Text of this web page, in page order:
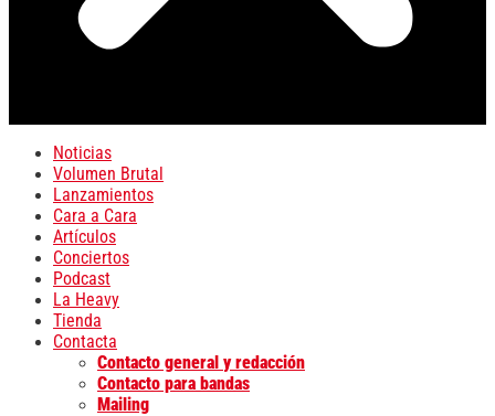
Noticias
Volumen Brutal
Lanzamientos
Cara a Cara
Artículos
Conciertos
Podcast
La Heavy
Tienda
Contacta
Contacto general y redacción
Contacto para bandas
Mailing